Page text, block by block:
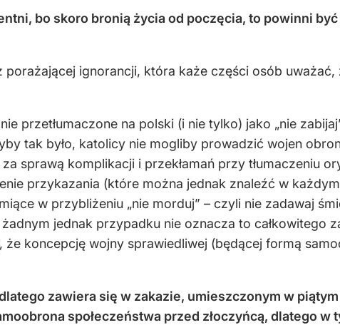
bo skoro bronią życia od poczęcia, to powinni
ignorancji, która każe części osób uważać,
przetłumaczone na polski (i nie tylko) jako „nie
tak było, katolicy nie mogliby prowadzić wojen
sprawą komplikacji i przekłamań przy tłumaczeniu
przykazania (które można jednak znaleźć w
w przybliżeniu „nie morduj” – czyli nie zadawaj
jednak przypadku nie oznacza to całkowitego
koncepcję wojny sprawiedliwej (będącej formą
zawiera się w zakazie, umieszczonym w
społeczeństwa przed złoczyńcą, dlatego w